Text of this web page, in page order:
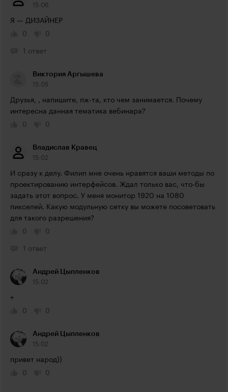
15:06
Я — ДИЗАЙНЕР
0
0
1 ответ
Виктория Аргышева
15:05
Друзья, , напишите, пж-та, кто чем занимается. Почему
интересна данная тематика вебинара?
0
0
Владислав Кравец
15:02
И сразу к делу. Филип мне очень нравятся ваши методы по
проектированию интерфейсов. Ждал только вас, что-бы
задать этот вопрос. У меня монитор 1920 на 1080
пикселей. Какую модульную сетку вы можете посоветовать
для такого разрешения?
0
0
1 ответ
Андрей Цыпленков
15:02
+
0
0
Андрей Цыпленков
15:02
привет народ))
0
0